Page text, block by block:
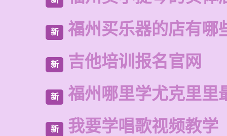
新 福州买乐器的店有哪
新 吉他培训报名官网
新 福州哪里学尤克里里
新 我要学唱歌视频教学